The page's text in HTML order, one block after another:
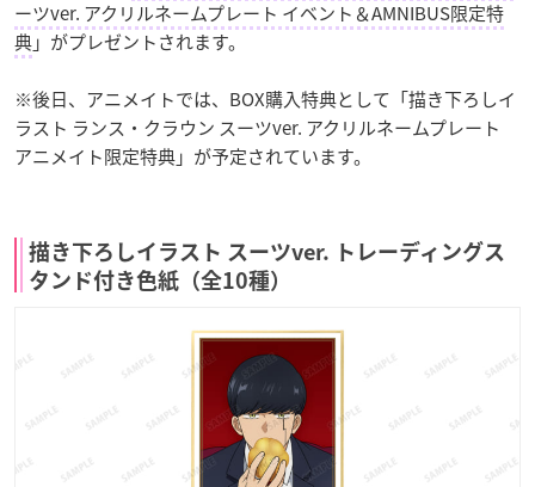
ーツver. アクリルネームプレート イベント＆AMNIBUS限定特
典」がプレゼントされます。
※後日、アニメイトでは、BOX購入特典として「描き下ろしイ
ラスト ランス・クラウン スーツver. アクリルネームプレート
アニメイト限定特典」が予定されています。
描き下ろしイラスト スーツver. トレーディングス
タンド付き色紙（全10種）